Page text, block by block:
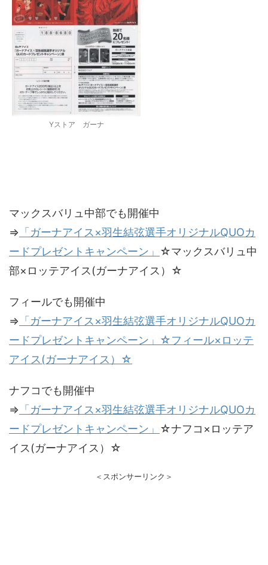
Yストア ガーナ
マックスバリュ中部でも開催中
⇒ 「ガーナアイス×羽生結弦選手オリジナルQUOカ
ードプレゼントキャンペーン」 ☆マックスバリュ中
部×ロッテアイス(ガーナアイス）☆
フィールでも開催中
⇒ 「ガーナアイス×羽生結弦選手オリジナルQUOカ
ードプレゼントキャンペーン」☆フィール×ロッテ
アイス(ガーナアイス）☆
ナフコでも開催中
⇒ 「ガーナアイス×羽生結弦選手オリジナルQUOカ
ードプレゼントキャンペーン」 ☆ナフコ×ロッテア
イス(ガーナアイス）☆
＜スポンサーリンク＞